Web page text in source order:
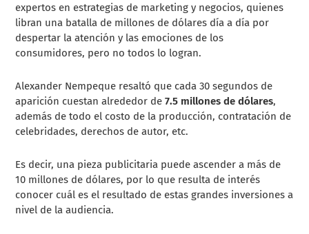
expertos en estrategias de marketing y negocios, quienes
libran una batalla de millones de dólares día a día por
despertar la atención y las emociones de los
consumidores, pero no todos lo logran.
Alexander Nempeque resaltó que cada 30 segundos de
aparición cuestan alrededor de7.5 millones de dólares,
además de todo el costo de la producción, contratación de
celebridades, derechos de autor, etc.
Es decir, una pieza publicitaria puede ascender a más de
10 millones de dólares, por lo que resulta de interés
conocer cuál es el resultado de estas grandes inversiones a
nivel de la audiencia.